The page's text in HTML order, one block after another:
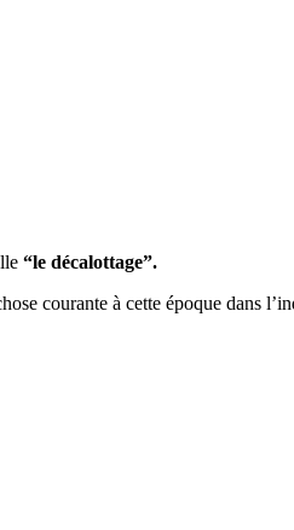
“le décalottage”.
courante à cette époque dans